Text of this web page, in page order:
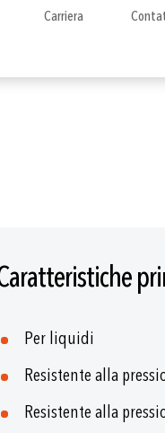
Carriera
Per liquidi
Resistente alla
Resistente alla